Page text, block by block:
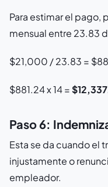
Para estimar el pago,
mensual entre 23.83
$21,000 / 23.83 =
$881.24 x 14 =
Paso 6:
Esta se da cuando el
injustamente o
empleador.